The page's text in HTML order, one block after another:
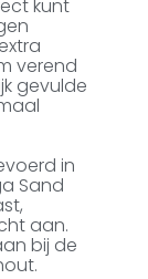
kunt
verend
gevulde
in
Sand
aan.
bij de